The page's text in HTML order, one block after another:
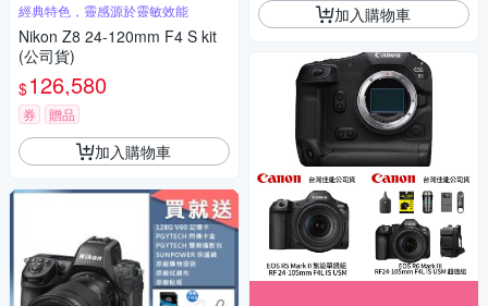
經典特色，靈感源於靈敏效能
Nikon Z8 24-120mm F4 S kit
(公司貨)
$126,580
券 贈品
加入購物車
加入購物車